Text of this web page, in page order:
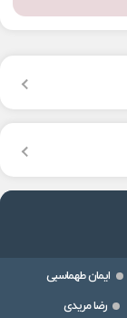
ایمان طهماسبی
رضا مریدی